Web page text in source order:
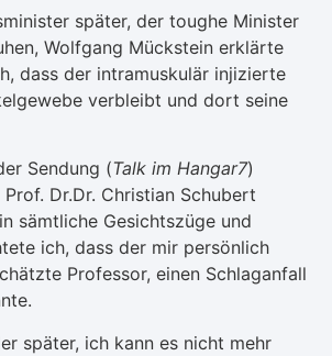
später, der toughe Minister
Wolfgang Mückstein erklärte
dass der intramuskulär injizierte
verbleibt und dort seine
Sendung (Talk im Hangar7)
Dr.Dr. Christian Schubert
sämtliche Gesichtszüge und
ich, dass der mir persönlich
Professor, einen Schlaganfall
später, ich kann es nicht mehr